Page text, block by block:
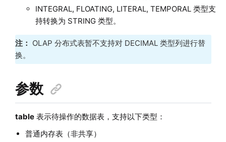
INTEGRAL, FLOATING, LITERAL, TEMPORAL 类型支
持转换为 STRING 类型。
注： OLAP 分布式表暂不支持对 DECIMAL 类型列进行替
换。
参数
table表示待操作的数据表，支持以下类型：
普通内存表（非共享）